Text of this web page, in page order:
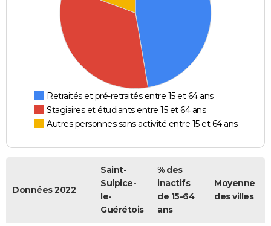
Retraités et pré-retraités entre 15 et 64 ans
Stagiaires et étudiants entre 15 et 64 ans
Autres personnes sans activité entre 15 et 64 ans
Données 2022
Saint-
Sulpice-
le-
Guérétois
% des
inactifs
de 15-64
ans
Moyenne
des villes